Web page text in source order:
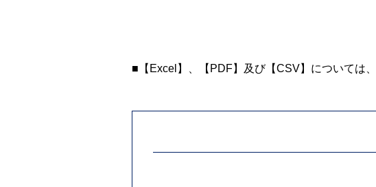
■【Excel】、【PDF】及び【CSV】については、